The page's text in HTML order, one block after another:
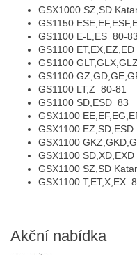
GSX1000 SZ,SD
GS1150
GS1100 E-L,ES 80-83
GS1100 ET,EX,EZ,ED
GS1100
GS1100
GS1100 LT,Z 80-81
GS1100 SD,ESD 83
GSX1100
GSX1100 EZ,SD,ESD
GSX1100
GSX1100 SD,XD,EXD
GSX1100 SZ,SD
GSX1100 T,ET,X,EX
Akční nabídka